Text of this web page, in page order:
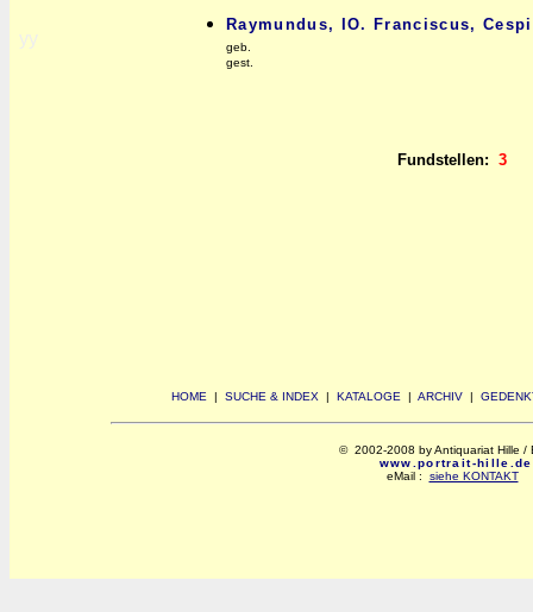
yy
Raymundus, IO. Franciscus,
geb.
gest.
Fundstellen: 3
HOME | SUCHE & INDEX | KATALOGE | ARCHIV |
© 2002-2008 by Antiquariat Hille /
www.portrait-hille.de
eMail : siehe KONTAKT